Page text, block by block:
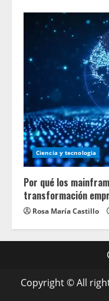
Ciencia y tecnologia
Por qué los
transformación
Rosa María Castillo
Copyright © All